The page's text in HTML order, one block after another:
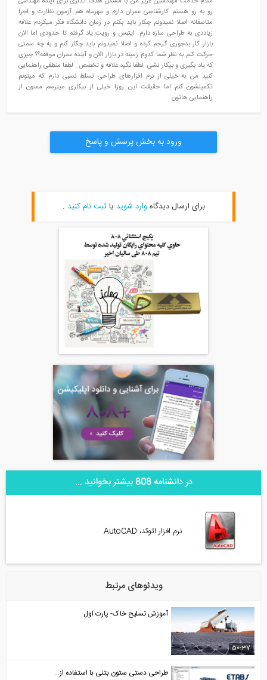
رو به رو هستم کارشناسی عمران دارم و مهرماه هم آزمون نظارت و اجرا
متاسفانه اصلا نمیدونم چکار باید بکنم در زمان دانشگاه فکر میکردم علاقه
زیاددی به طراحی سازه دارم. ایتبس و رویت یاد گرفتم تا حدودی اما الان
بازار کار بدجوری گیجم کرده و اصلا نمیدونم باید چکار کنم و به چه سمتی
حرکت کنم به نظر شما کدوم زمینه در بازار الان و آینده عمران موفقه؟؟ چیزی
که یاد بگیری و بیکار نشی. لطفا نگید علاقه و تخصص.. لطفا منطقی راهنمایی
کنید من به خیلی از نرم افزارهای طراحی تسلط نسبی دارم که میتونم
تکمیلشون کنم اما حقیقت این روزا خیلی از بیکاری میترسم ممنون از
راهنمایی هاتون
ورود به بخش پرسش و پاسخ
برای ارسال دیدگاهوارد شویدیاثبت نام کنید.
در دانشنامه 808 بیشتر بخوانید ...
نرم افزار اتوکد، AutoCAD
ویدئوهای مرتبط
50:37
آموزش تسلیح خاک- پارت اول
طراحی دستی ستون بتنی با استفاده از...